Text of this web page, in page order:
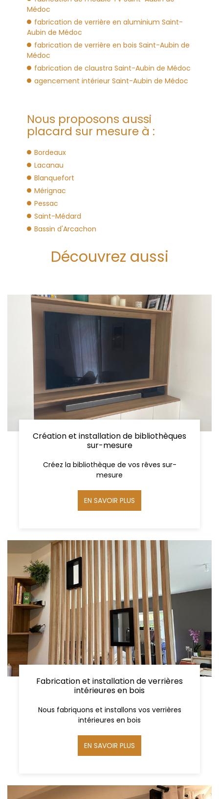
Médoc
fabrication de verrière en aluminium Saint-
Aubin de Médoc
fabrication de verrière en bois Saint-Aubin de
Médoc
fabrication de claustra Saint-Aubin de Médoc
agencement intérieur Saint-Aubin de Médoc
Nous proposons aussi
placard sur mesure à :
Bordeaux
Lacanau
Blanquefort
Mérignac
Pessac
Saint-Médard
Bassin d'Arcachon
Découvrez aussi
Création et installation de bibliothèques
sur-mesure
Créez la bibliothèque de vos rêves sur-
mesure
EN SAVOIR PLUS
Fabrication et installation de verrières
intérieures en bois
Nous fabriquons et installons vos verrières
intérieures en bois
EN SAVOIR PLUS